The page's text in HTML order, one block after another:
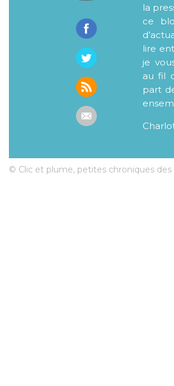
la
ce
lire
je
au fil
part
© Clic et plume, petites chroniques des